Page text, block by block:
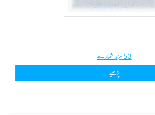
53 مزید شمارے
پڑھیے